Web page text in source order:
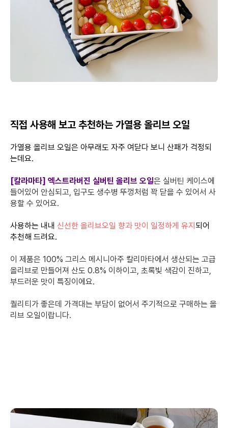
직접 사용해 보고 추천하는 가열용 올리브 오일
가열용 올리브 오일은 아무래도 자주 여닫다 보니 산패가 걱정되
는데요.
[칼라마타] 엑스트라버진 실버틴 올리브 오일은 실버틴 케이스에
들어있어 안심되고, 입구도 생수병 뚜껑처럼 꽉 닫을 수 있어서 사
용할 수 있어요.
사용하는 내내 신선한 올리브오일 향과 맛이 일정하게 유지 되어
추천해 드려요.
이 제품은 100% 그리스 메시니아주 칼리마타에서 생산되는 고급
올리브로 만들어져 산도 0.8% 이하이고, 초록빛 색감이 진하고,
부드러운 맛이 특징이에요.
퀄리티가 좋은데 가격대는 부담이 없어서 주기적으로 구매하는 올
리브 오일이랍니다.